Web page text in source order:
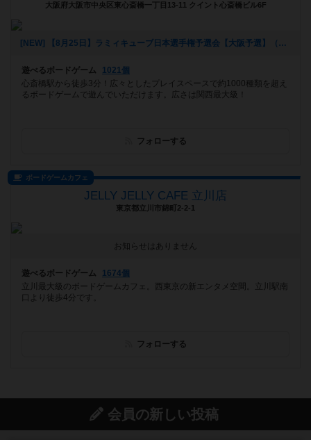
大阪府大阪市中央区東心斎橋一丁目13-11 クイント心斎橋ビル6F
[NEW] 【8月25日】ラミィキューブ日本選手権予選会【大阪予選】（2019年07月13日 21時47分）
遊べるボードゲーム
1021個
心斎橋駅から徒歩3分！広々としたプレイスペースで約1000種類を超え
るボードゲームで遊んでいただけます。広さは関西最大級！
フォローする
ボードゲームカフェ
JELLY JELLY CAFE 立川店
東京都立川市錦町2-2-1
お知らせはありません
遊べるボードゲーム
1674個
立川最大級のボードゲームカフェ。西東京の新エンタメ空間。立川駅南
口より徒歩4分です。
フォローする
会員の新しい投稿